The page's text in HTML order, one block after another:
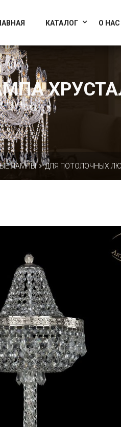
Crystal Light
КАТАЛОГ О НАС
ЛАМПЫ ДЛЯ ПОТОЛОЧНЫХ